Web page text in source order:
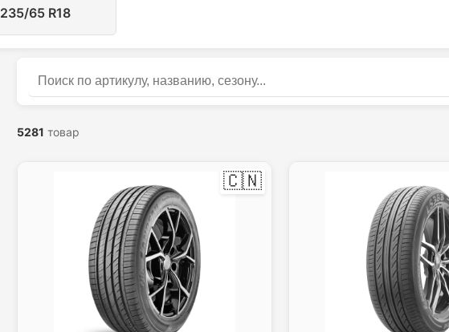
235/65 R18
Поиск по каталогу
5281 товар
🇨🇳